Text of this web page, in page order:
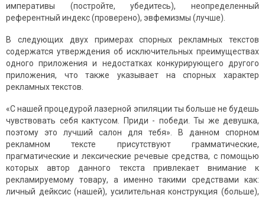
императивы (постройте, убедитесь), неопределенный
референтный индекс (проверено), эвфемизмы (лучше).
В следующих двух примерах спорных рекламных текстов
содержатся утверждения об исключительных преимуществах
одного приложения и недостатках конкурирующего другого
приложения, что также указывает на спорных характер
рекламных текстов.
«С нашей процедурой лазерной эпиляции ты больше не будешь
чувствовать себя кактусом. Приди - победи. Ты же девушка,
поэтому это лучший салон для тебя». В данном спорном
рекламном тексте присутствуют грамматические,
прагматические и лексические речевые средства, с помощью
которых автор данного текста привлекает внимание к
рекламируемому товару, а именно такими средствами как:
личный дейксис (нашей), усилительная конструкция (больше),